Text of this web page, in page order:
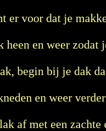
er voor dat je
en weer zodat
begin bij je dak
en weer
af met een zachte